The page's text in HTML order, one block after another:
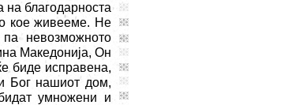
на благодарноста
кое живееме. Не
невозможното
Македонија, Он
биде исправена,
Бог нашиот дом,
умножени и